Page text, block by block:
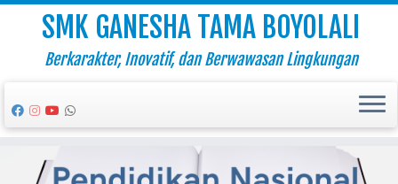
SMK GANESHA TAMA BOYOLALI
Berkarakter, Inovatif, dan Berwawasan Lingkungan